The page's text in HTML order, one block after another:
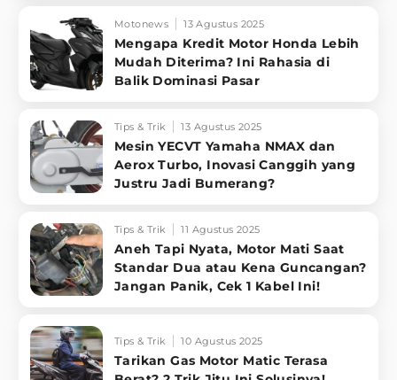
Motonews 13 Agustus 2025
Mengapa Kredit Motor Honda Lebih
Mudah Diterima? Ini Rahasia di
Balik Dominasi Pasar
Tips & Trik 13 Agustus 2025
Mesin YECVT Yamaha NMAX dan
Aerox Turbo, Inovasi Canggih yang
Justru Jadi Bumerang?
Tips & Trik 11 Agustus 2025
Aneh Tapi Nyata, Motor Mati Saat
Standar Dua atau Kena Guncangan?
Jangan Panik, Cek 1 Kabel Ini!
Tips & Trik 10 Agustus 2025
Tarikan Gas Motor Matic Terasa